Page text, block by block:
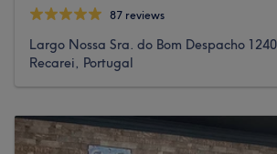
87 reviews
Largo Nossa Sra. do Bom Despacho
Recarei, Portugal